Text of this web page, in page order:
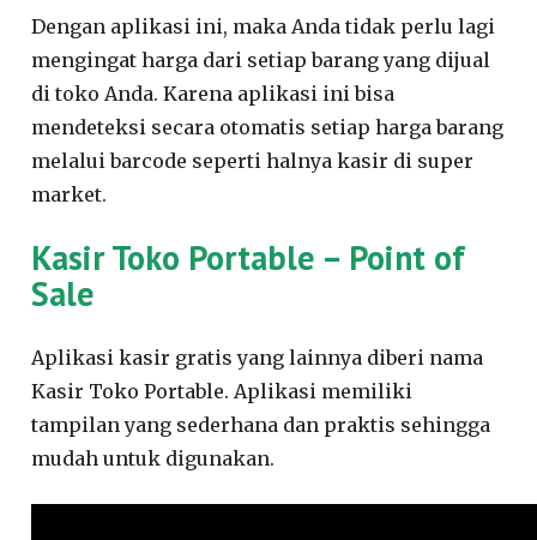
Dengan aplikasi ini, maka Anda tidak perlu lagi
mengingat harga dari setiap barang yang dijual
di toko Anda. Karena aplikasi ini bisa
mendeteksi secara otomatis setiap harga barang
melalui barcode seperti halnya kasir di super
market.
Kasir Toko Portable – Point of
Sale
Aplikasi kasir gratis yang lainnya diberi nama
Kasir Toko Portable. Aplikasi memiliki
tampilan yang sederhana dan praktis sehingga
mudah untuk digunakan.